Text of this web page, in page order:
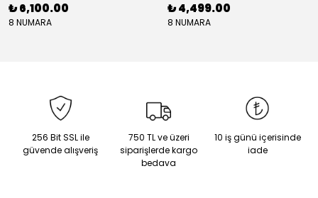
₺ 6,100.00
8 NUMARA
₺ 4,499.00
8 NUMARA
256 Bit SSL ile
güvende alışveriş
750 TL ve üzeri
siparişlerde kargo
bedava
10 iş günü içerisinde
iade